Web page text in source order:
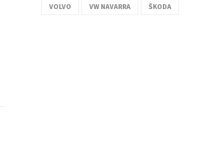
VOLVO VW NAVARRA ŠKODA